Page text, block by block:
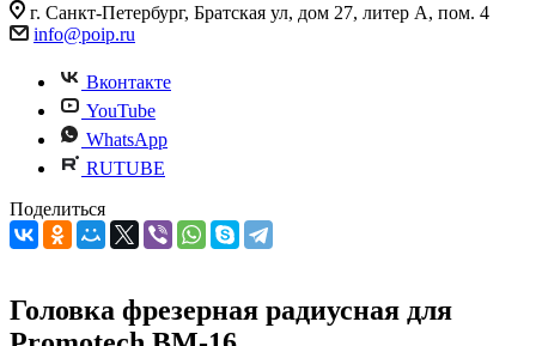
г. Санкт-Петербург, Братская ул, дом 27, литер А, пом. 4
info@poip.ru
Вконтакте
YouTube
WhatsApp
RUTUBE
Поделиться
Головка фрезерная радиусная для